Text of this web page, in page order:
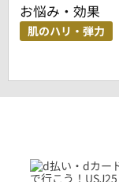
お悩み・効果
肌のハリ・弾力